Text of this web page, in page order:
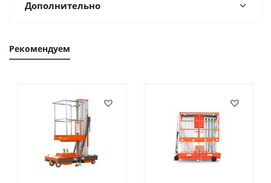
Дополнительно
Рекомендуем